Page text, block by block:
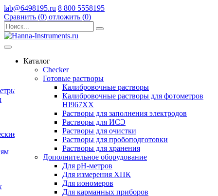
lab@6498195.ru 8 800 5558195
Сравнить (0) отложить (0)
Каталог
Checker
Готовые растворы
Калибровочные растворы
Калибровочные растворы для фотометров
HI967ХХ
Растворы для заполнения электродов
Растворы для ИСЭ
Растворы для очистки
Растворы для пробоподготовки
Растворы для хранения
Дополнительное оборудование
Для pH-метров
Для измерения ХПК
Для иономеров
Для карманных приборов